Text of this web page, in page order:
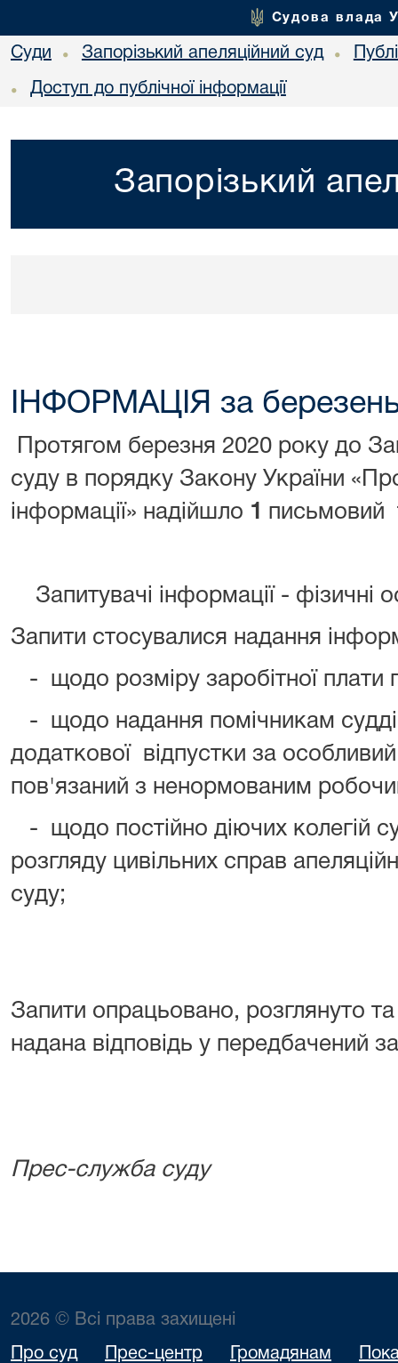
Судова влада
Суди • Запорізький апеляційний суд •
• Доступ до публічної інформації
Запорізький
ІНФОРМАЦІЯ за
Протягом березня 2020 року до
суду в порядку Закону України
інформації» надійшло 1 письмовий
Запитувачі інформації - фізичні
Запити стосувалися надання
- щодо розміру заробітної плати
- щодо надання помічникам
додаткової відпустки за
пов'язаний з ненормованим
- щодо постійно діючих колегій
розгляду цивільних справ
Запити опрацьовано, розглянуто
надана відповідь у передбачений
Прес-служба суду
2026 © Всі права захищені
Про суд Прес-центр Громадянам